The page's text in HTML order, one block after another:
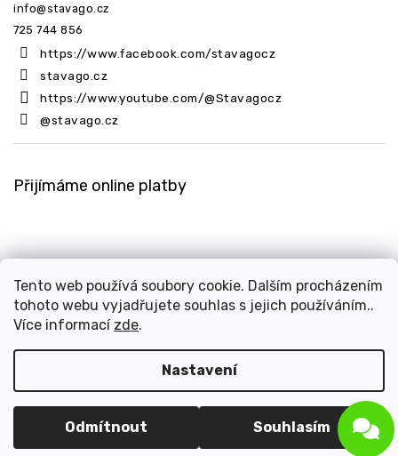
Tento web používá soubory cookie. Dalším procházením
tohoto webu vyjadřujete souhlas s jejich používáním..
Více informací zde.
Nastavení
Odmítnout Souhlasím
info@stavago.cz
725 744 856
https://www.facebook.com/stavagocz
stavago.cz
https://www.youtube.com/@Stavagocz
@stavago.cz
Přijímáme online platby
Copyright 2026
| Platforma